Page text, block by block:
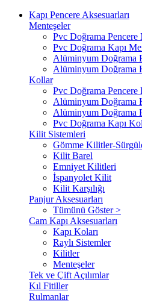
Kapı Pencere Aksesuarları
Menteşeler
Pvc Doğrama Pencere
Pvc Doğrama Kapı
Alüminyum Doğrama
Alüminyum Doğrama
Kollar
Pvc Doğrama Pencere
Alüminyum Doğrama
Alüminyum Doğrama
Pvc Doğrama Kapı
Kilit Sistemleri
Gömme Kilitler-
Kilit Barel
Emniyet Kilitleri
İspanyolet Kilit
Kilit Karşılığı
Panjur Aksesuarları
Tümünü Göster >
Cam Kapı Aksesuarları
Kapı Koları
Raylı Sistemler
Kilitler
Menteşeler
Tek ve Çift Açılımlar
Kıl Fitiller
Rulmanlar